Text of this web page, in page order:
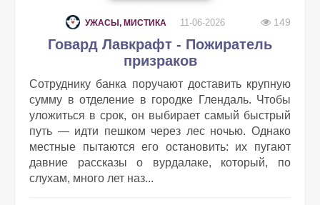
УЖАСЫ, МИСТИКА 11-06-2026 149
Говард Лавкрафт - Пожиратель
призраков
Сотруднику банка поручают доставить крупную
сумму в отделение в городке Глендаль. Чтобы
уложиться в срок, он выбирает самый быстрый
путь — идти пешком через лес ночью. Однако
местные пытаются его остановить: их пугают
давние рассказы о вурдалаке, который, по
слухам, много лет наз...